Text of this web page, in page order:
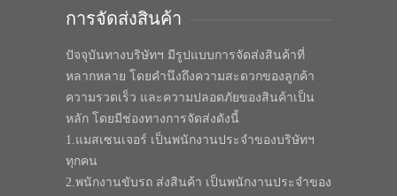
การจัดส่งสินค้า
ปัจจุบันทางบริษัทฯ มีรูปแบบการจัดส่งสินค้าที่
หลากหลาย โดยคำนึงถึงความสะดวกของลูกค้า
ความรวดเร็ว และความปลอดภัยของสินค้าเป็น
หลัก โดยมีช่องทางการจัดส่งดังนี้
1.แมสเซนเจอร์ เป็นพนักงานประจำของบริษัทฯ
ทุกคน
2.พนักงานขับรถ ส่งสินค้า เป็นพนักงานประจำของ